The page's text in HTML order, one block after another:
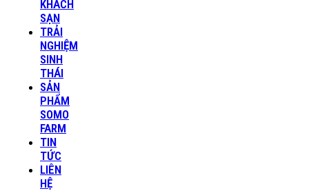
KHÁCH
SẠN
TRẢI
NGHIỆM
SINH
THÁI
SẢN
PHẨM
SOMO
FARM
TIN
TỨC
LIÊN
HỆ